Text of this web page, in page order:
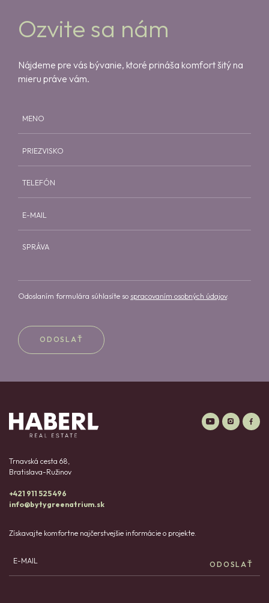
Ozvite sa nám
Nájdeme pre vás bývanie, ktoré prináša komfort šitý na
mieru práve vám.
MENO
PRIEZVISKO
TELEFÓN
E-MAIL
SPRÁVA
Odoslaním formulára súhlasíte so spracovaním osobných údajov.
ODOSLAŤ
Trnavská cesta 68,
Bratislava-Ružinov
+421 911 525 496
info@bytygreenatrium.sk
Získavajte komfortne najčerstvejšie informácie o projekte.
E-MAIL ODOSLAŤ